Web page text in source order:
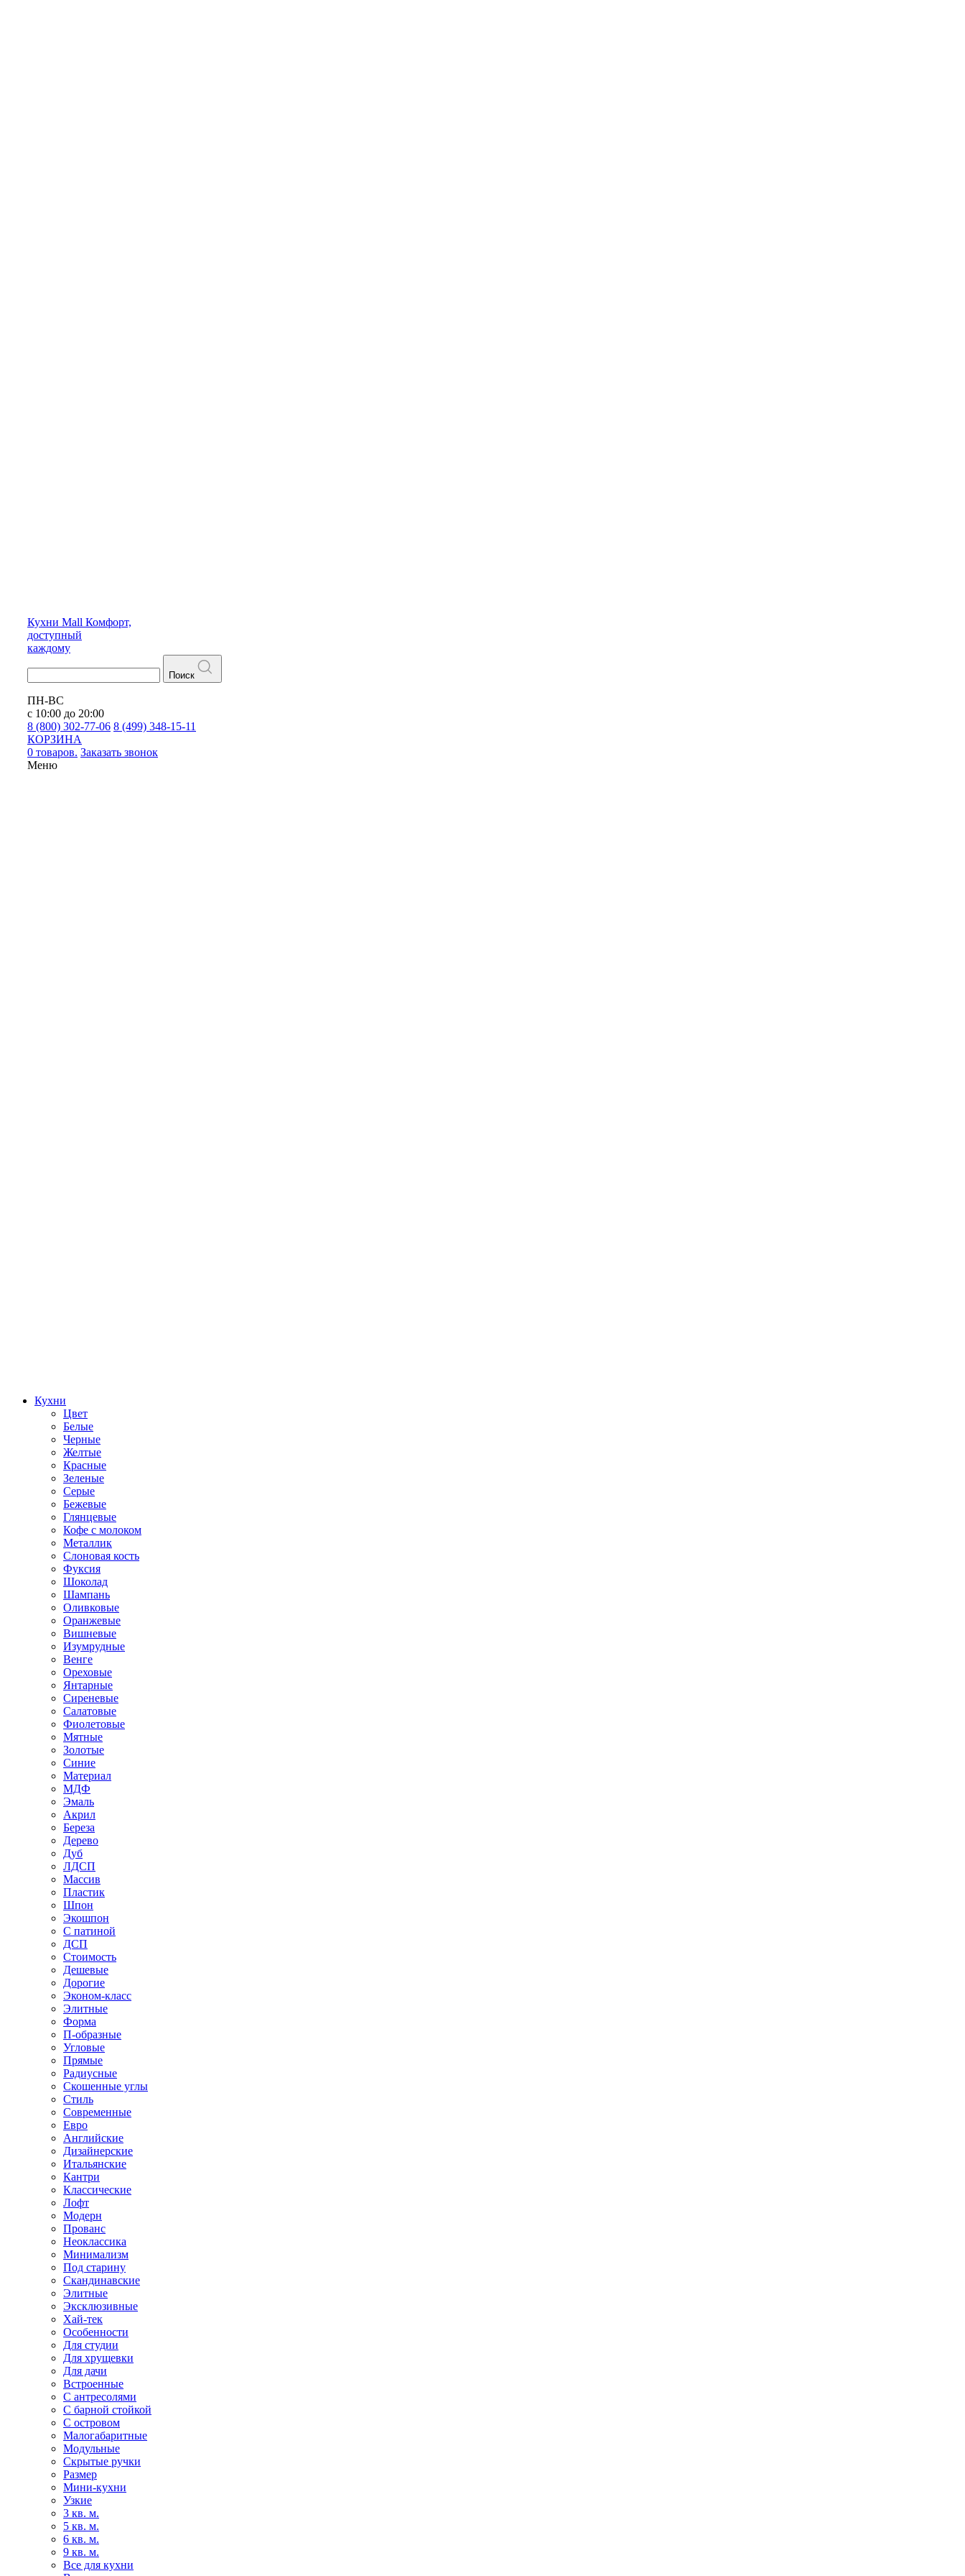
Кухни Mall Комфорт,
доступный
каждому
Поиск
ПН-ВС
с 10:00 до 20:00
8 (800) 302-77-06 8 (499) 348-15-11
КОРЗИНА
0 товаров. Заказать звонок
Меню
Кухни
Цвет
Белые
Черные
Желтые
Красные
Зеленые
Серые
Бежевые
Глянцевые
Кофе с молоком
Металлик
Слоновая кость
Фуксия
Шоколад
Шампань
Оливковые
Оранжевые
Вишневые
Изумрудные
Венге
Ореховые
Янтарные
Сиреневые
Салатовые
Фиолетовые
Мятные
Золотые
Синие
Материал
МДФ
Эмаль
Акрил
Береза
Дерево
Дуб
ЛДСП
Массив
Пластик
Шпон
Экошпон
С патиной
ДСП
Стоимость
Дешевые
Дорогие
Эконом-класс
Элитные
Форма
П-образные
Угловые
Прямые
Радиусные
Скошенные углы
Стиль
Современные
Евро
Английские
Дизайнерские
Итальянские
Кантри
Классические
Лофт
Модерн
Прованс
Неоклассика
Минимализм
Под старину
Скандинавские
Элитные
Эксклюзивные
Хай-тек
Особенности
Для студии
Для хрущевки
Для дачи
Встроенные
С антресолями
С барной стойкой
С островом
Малогабаритные
Модульные
Скрытые ручки
Размер
Мини-кухни
Узкие
3 кв. м.
5 кв. м.
6 кв. м.
9 кв. м.
Все для кухни